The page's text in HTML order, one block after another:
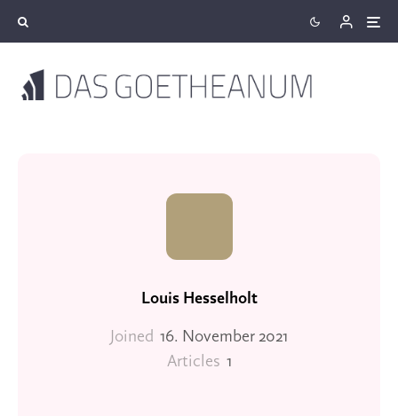
Louis Hesselholt
Joined 16. November 2021
Articles 1